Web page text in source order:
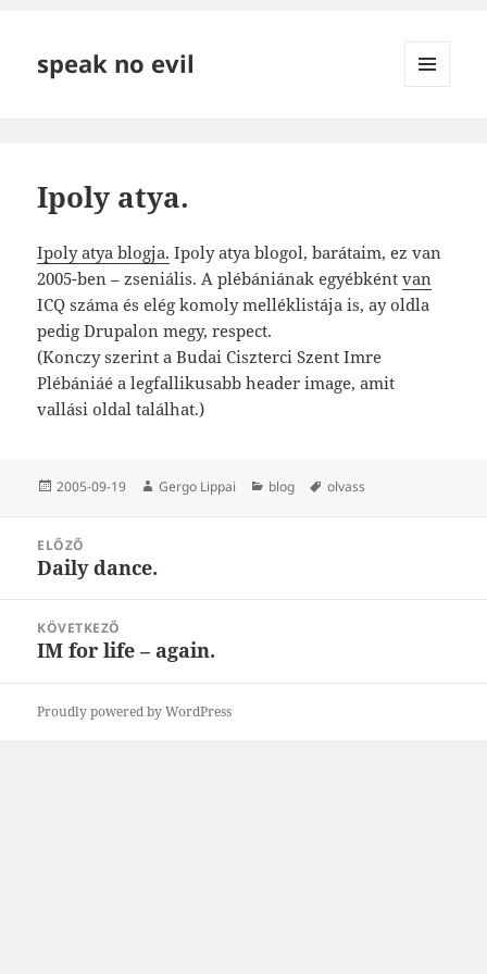
speak no evil
Ipoly atya.
Ipoly atya blogja. Ipoly atya blogol, barátaim, ez van
2005-ben – zseniális. A plébániának egyébkéntvan
ICQ száma és elég komoly melléklistája is, ay oldla
pedig Drupalon megy, respect.
(Konczy szerint a Budai Ciszterci Szent Imre
Plébániáé a legfallikusabb header image, amit
vallási oldal találhat.)
Közzétéve
2005-09-19 Szerző
Gergo Lippai Kategória
blog Címke
olvass
navigáció
ELŐZŐ
Korábbi
Daily dance.
KÖVETKEZŐ
Következő
IM for life – again.
Proudly powered by WordPress